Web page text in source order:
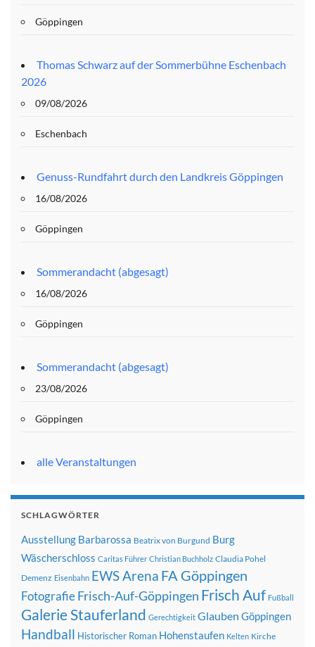
Göppingen
Thomas Schwarz auf der Sommerbühne Eschenbach
2026
09/08/2026
Eschenbach
Genuss-Rundfahrt durch den Landkreis Göppingen
16/08/2026
Göppingen
Sommerandacht (abgesagt)
16/08/2026
Göppingen
Sommerandacht (abgesagt)
23/08/2026
Göppingen
alle Veranstaltungen
SCHLAGWÖRTER
Ausstellung Barbarossa Beatrix von Burgund Burg
Wäscherschloss Caritas Führer Christian Buchholz Claudia Pohel
Demenz Eisenbahn EWS Arena FA Göppingen
FotografieFrisch-Auf-Göppingen Frisch Auf Fußball
Galerie Stauferland Gerechtigkeit Glauben Göppingen
Handball Historischer Roman Hohenstaufen Kelten Kirche